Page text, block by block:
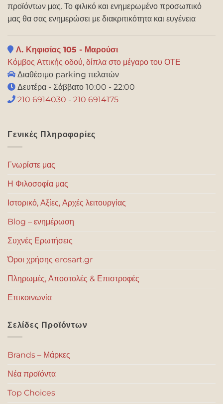
προϊόντων μας. Το φιλικό και ενημερωμένο προσωπικό
μας θα σας ενημερώσει με διακριτικότητα και ευγένεια
Λ. Κηφισίας 105 - Μαρούσι
Κόμβος Αττικής οδού, δίπλα στο μέγαρο του ΟΤΕ
Διαθέσιμο parking πελατών
Δευτέρα - Σάββατο 10:00 - 22:00
210 6914030 - 210 6914175
Γενικές Πληροφορίες
Γνωρίστε μας
Η Φιλοσοφία μας
Ιστορικό, Αξίες, Αρχές λειτουργίας
Blog – ενημέρωση
Συχνές Ερωτήσεις
Όροι χρήσης erosart.gr
Πληρωμές, Αποστολές & Επιστροφές
Επικοινωνία
Σελίδες Προϊόντων
Brands – Μάρκες
Νέα προϊόντα
Top Choices